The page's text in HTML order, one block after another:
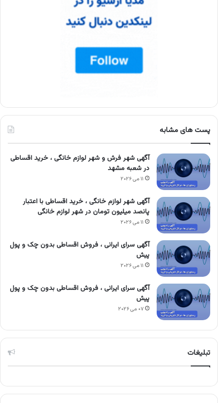
پست های مشابه
آگهی شهر فرش و شهر لوازم خانگی ، خرید اقساطی
در شعبه مشهد
۱۱ می ۲۰۲۶
آگهی شهر لوازم خانگی ، خرید اقساطی با اعتبار
پانصد میلیون تومان در شهر لوازم خانگی
۱۱ می ۲۰۲۶
آگهی سرای ایرانی ، فروش اقساطی بدون چک و پول
پیش
۱۱ می ۲۰۲۶
آگهی سرای ایرانی ، فروش اقساطی بدون چک و پول
پیش
۰۷ می ۲۰۲۶
تبلیغات